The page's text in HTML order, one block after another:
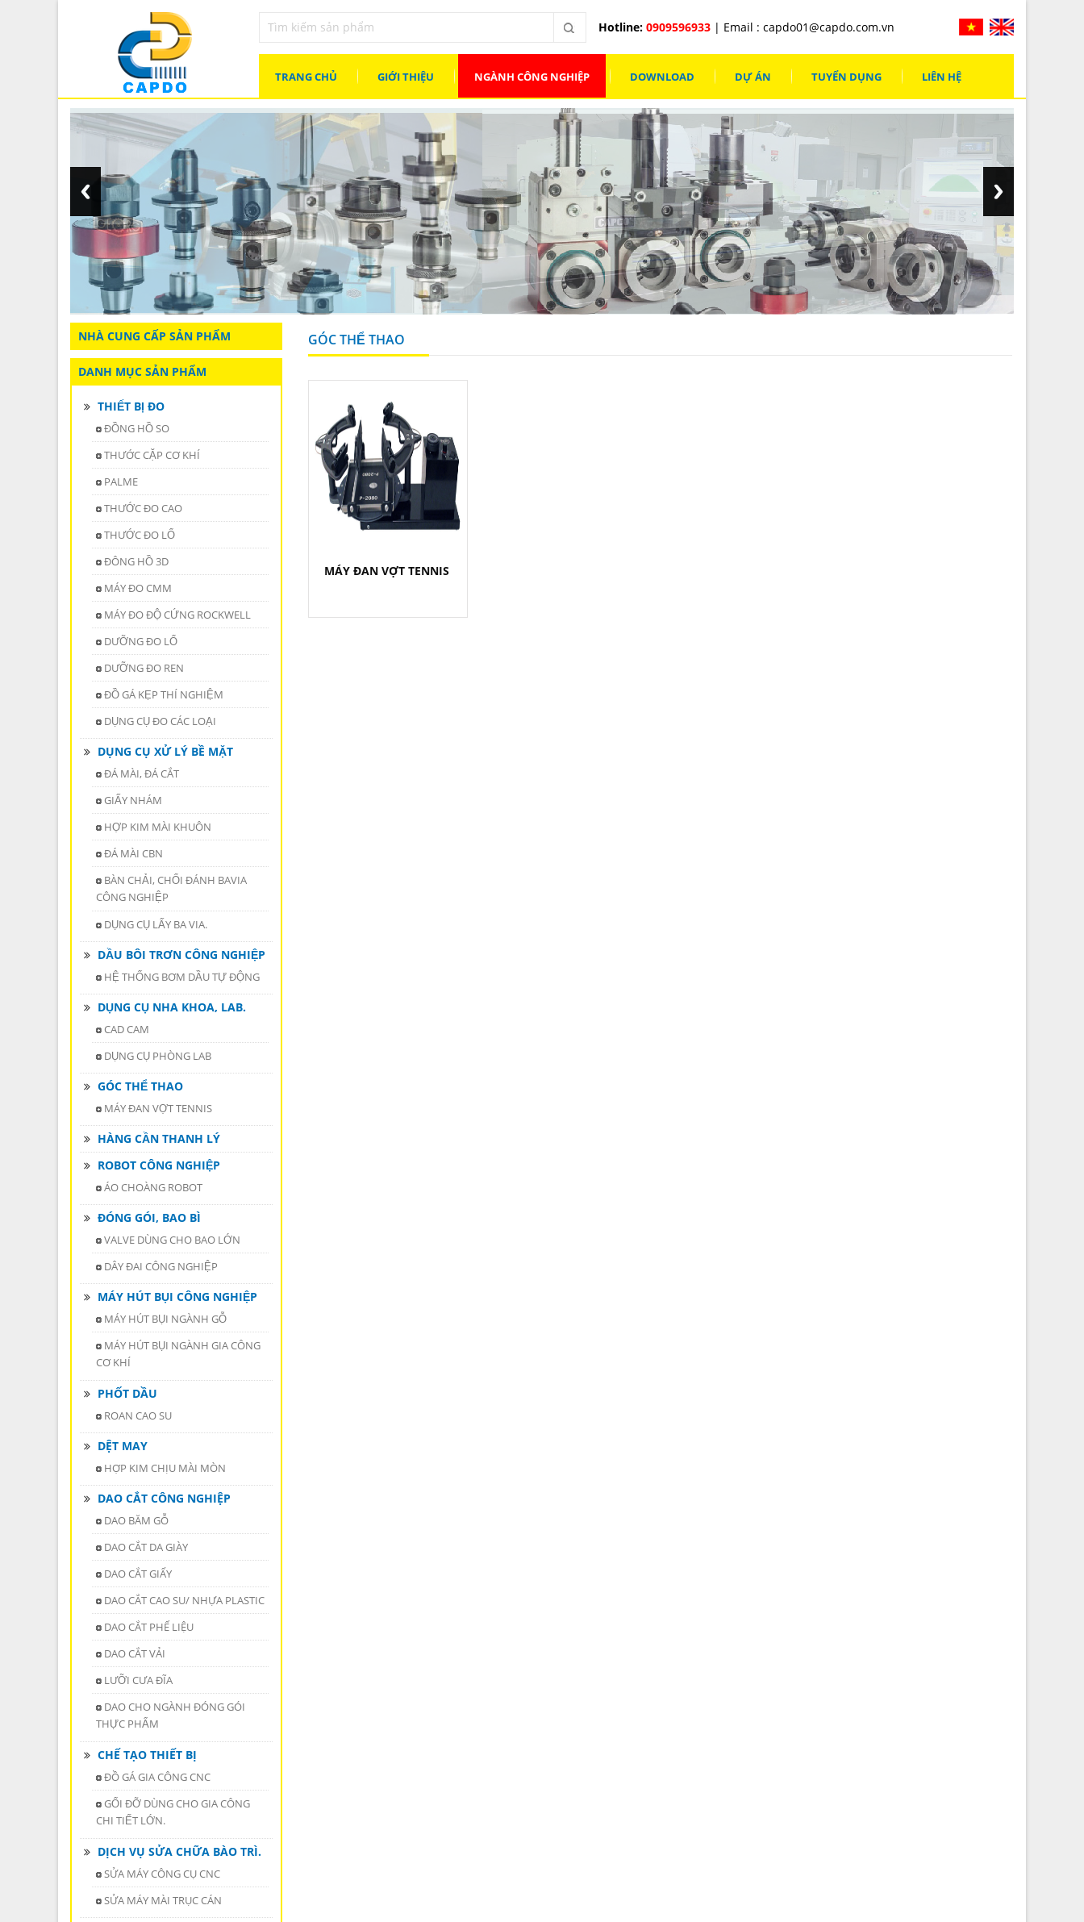
Hotline:0909596933 | Email :capdo01@capdo.com.vn
TRANG CHỦ GIỚI THIỆU NGÀNH CÔNG NGHIỆP DOWNLOAD DỰ ÁN TUYỂN DỤNG LIÊN HỆ
NHÀ CUNG CẤP SẢN PHẨM
DANH MỤC SẢN PHẨM
THIẾT BỊ ĐO
ĐỒNG HỒ SO
THƯỚC CẶP CƠ KHÍ
PALME
THƯỚC ĐO CAO
THƯỚC ĐO LỔ
ĐÔNG HỒ 3D
MÁY ĐO CMM
MÁY ĐO ĐỘ CỨNG ROCKWELL
DƯỠNG ĐO LỔ
DƯỠNG ĐO REN
ĐỒ GÁ KẸP THÍ NGHIỆM
DỤNG CỤ ĐO CÁC LOẠI
DỤNG CỤ XỬ LÝ BỀ MẶT
ĐÁ MÀI, ĐÁ CẮT
GIẤY NHÁM
HỢP KIM MÀI KHUÔN
ĐÁ MÀI CBN
BÀN CHẢI, CHỔI ĐÁNH BAVIA
CÔNG NGHIỆP
DỤNG CỤ LẤY BA VIA.
DẦU BÔI TRƠN CÔNG NGHIỆP
HỆ THỐNG BƠM DẦU TỰ ĐỘNG
DỤNG CỤ NHA KHOA, LAB.
CAD CAM
DỤNG CỤ PHÒNG LAB
GÓC THỂ THAO
MÁY ĐAN VỢT TENNIS
HÀNG CẦN THANH LÝ
ROBOT CÔNG NGHIỆP
ÁO CHOÀNG ROBOT
ĐÓNG GÓI, BAO BÌ
VALVE DÙNG CHO BAO LỚN
DÂY ĐAI CÔNG NGHIỆP
MÁY HÚT BỤI CÔNG NGHIỆP
MÁY HÚT BỤI NGÀNH GỖ
MÁY HÚT BỤI NGÀNH GIA CÔNG
CƠ KHÍ
PHỐT DẦU
ROAN CAO SU
DỆT MAY
HỢP KIM CHỊU MÀI MÒN
DAO CẮT CÔNG NGHIỆP
DAO BĂM GỖ
DAO CẮT DA GIÀY
DAO CẮT GIẤY
DAO CẮT CAO SU/ NHỰA PLASTIC
DAO CẮT PHẾ LIỆU
DAO CẮT VẢI
LƯỠI CƯA ĐĨA
DAO CHO NGÀNH ĐÓNG GÓI
THỰC PHẨM
CHẾ TẠO THIẾT BỊ
ĐỒ GÁ GIA CÔNG CNC
GỐI ĐỠ DÙNG CHO GIA CÔNG
CHI TIẾT LỚN.
DỊCH VỤ SỬA CHỮA BÀO TRÌ.
SỬA MÁY CÔNG CỤ CNC
SỬA MÁY MÀI TRỤC CÁN
GÓC THỂ THAO
MÁY ĐAN VỢT TENNIS